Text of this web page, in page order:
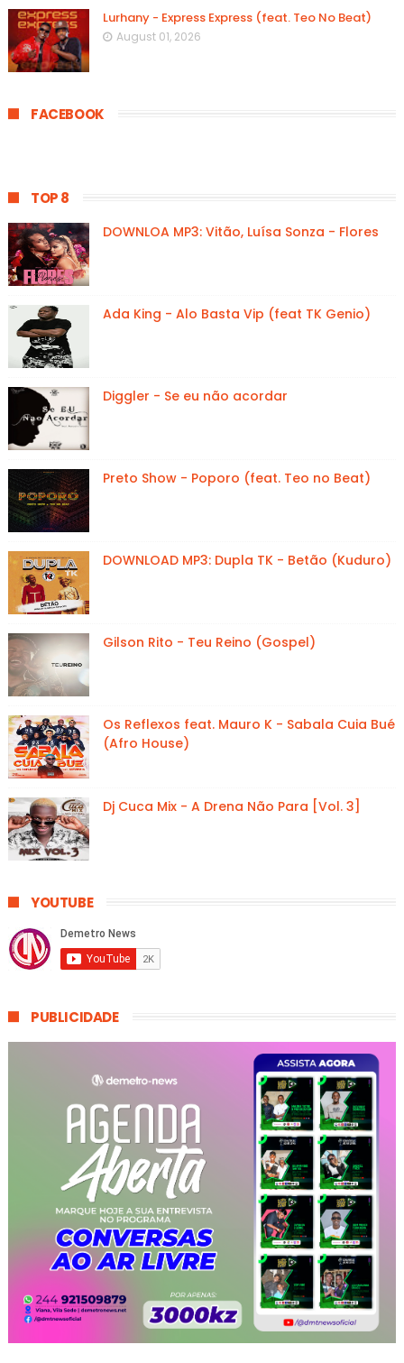
Lurhany - Express Express (feat. Teo No Beat)
August 01, 2026
FACEBOOK
TOP 8
DOWNLOA MP3: Vitão, Luísa Sonza - Flores
Ada King - Alo Basta Vip (feat TK Genio)
Diggler - Se eu não acordar
Preto Show - Poporo (feat. Teo no Beat)
DOWNLOAD MP3: Dupla TK - Betão (Kuduro)
Gilson Rito - Teu Reino (Gospel)
Os Reflexos feat. Mauro K - Sabala Cuia Bué
(Afro House)
Dj Cuca Mix - A Drena Não Para [Vol. 3]
YOUTUBE
PUBLICIDADE